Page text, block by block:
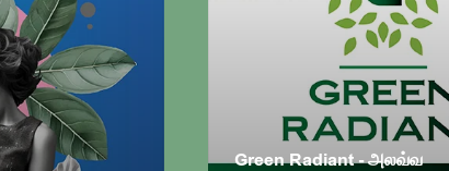
Green Radiant - அலவ்வ